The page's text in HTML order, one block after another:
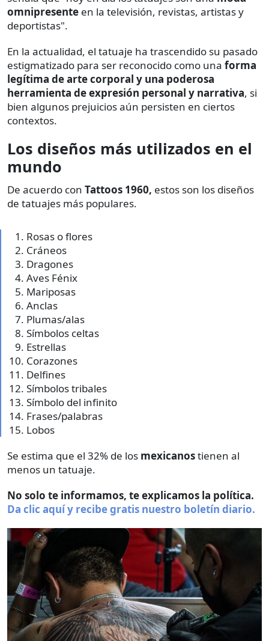
omnipresente en la televisión, revistas, artistas y
deportistas".
En la actualidad, el tatuaje ha trascendido su pasado
estigmatizado para ser reconocido como una forma
legítima de arte corporal y una poderosa
herramienta de expresión personal y narrativa, si
bien algunos prejuicios aún persisten en ciertos
contextos.
Los diseños más utilizados en el
mundo
De acuerdo con Tattoos 1960, estos son los diseños
de tatuajes más populares.
Rosas o flores
Cráneos
Dragones
Aves Fénix
Mariposas
Anclas
Plumas/alas
Símbolos celtas
Estrellas
Corazones
Delfines
Símbolos tribales
Símbolo del infinito
Frases/palabras
Lobos
Se estima que el 32% de los mexicanostienen al
menos un tatuaje.
No solo te informamos, te explicamos la política.
Da clic aquí y recibe gratis nuestro boletín diario.